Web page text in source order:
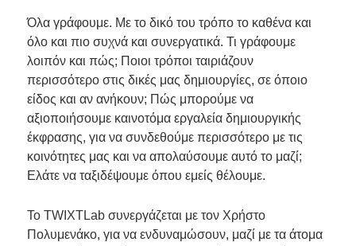
Όλα γράφουμε. Με το δικό του τρόπο το καθένα και
όλο και πιο συχνά και συνεργατικά. Τι γράφουμε
λοιπόν και πώς; Ποιοι τρόποι ταιριάζουν
περισσότερο στις δικές μας δημιουργίες, σε όποιο
είδος και αν ανήκουν; Πώς μπορούμε να
αξιοποιήσουμε καινοτόμα εργαλεία δημιουργικής
έκφρασης, για να συνδεθούμε περισσότερο με τις
κοινότητες μας και να απολαύσουμε αυτό το μαζί;
Ελάτε να ταξιδέψουμε όπου εμείς θέλουμε.
Το TWIXTLab συνεργάζεται με τον Χρήστο
Πολυμενάκο, για να ενδυναμώσουν, μαζί με τα άτομα